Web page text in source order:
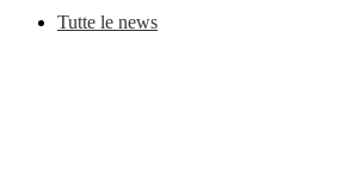
Tutte le news